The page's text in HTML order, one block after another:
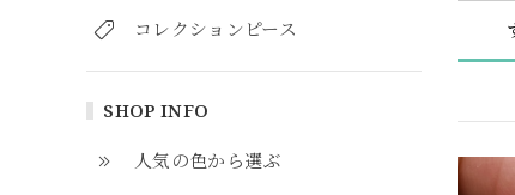
コレクションピース
SHOP INFO
人気の色から選ぶ